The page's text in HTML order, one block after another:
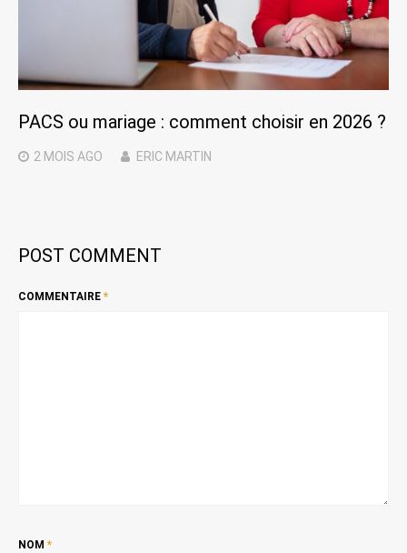
PACS ou mariage : comment choisir en 2026 ?
2 MOIS AGO ERIC MARTIN
POST COMMENT
COMMENTAIRE *
NOM *